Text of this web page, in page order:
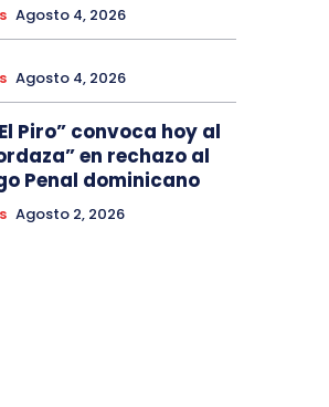
Agosto 4, 2026
Agosto 4, 2026
Piro” convoca hoy al
en rechazo al
Penal dominicano
Agosto 2, 2026